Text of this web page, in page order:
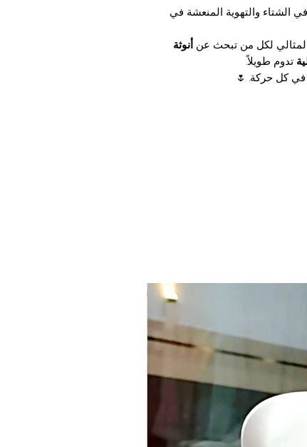
الشتاء والتهوية المنعشة في
المثالي لكل من تبحث عنأنوثة
تدوم طويلاً.
في كل حركة. 🌷